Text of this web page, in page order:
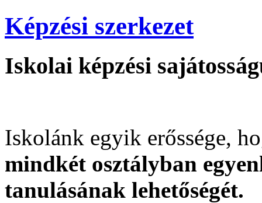
Képzési szerkezet
Iskolai képzési
Iskolánk egyik erőssége,
mindkét osztályban
tanulásának lehetőségét.